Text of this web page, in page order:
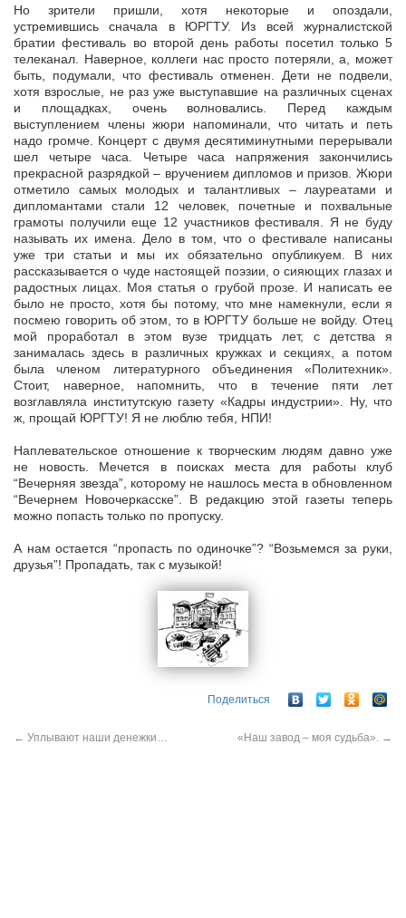
Но зрители пришли, хотя некоторые и опоздали,
устремившись сначала в ЮРГТУ. Из всей журналистской
братии фестиваль во второй день работы посетил только 5
телеканал. Наверное, коллеги нас просто потеряли, а, может
быть, подумали, что фестиваль отменен. Дети не подвели,
хотя взрослые, не раз уже выступавшие на различных сценах
и площадках, очень волновались. Перед каждым
выступлением члены жюри напоминали, что читать и петь
надо громче. Концерт с двумя десятиминутными перерывали
шел четыре часа. Четыре часа напряжения закончились
прекрасной разрядкой – вручением дипломов и призов. Жюри
отметило самых молодых и талантливых – лауреатами и
дипломантами стали 12 человек, почетные и похвальные
грамоты получили еще 12 участников фестиваля. Я не буду
называть их имена. Дело в том, что о фестивале написаны
уже три статьи и мы их обязательно опубликуем. В них
рассказывается о чуде настоящей поэзии, о сияющих глазах и
радостных лицах. Моя статья о грубой прозе. И написать ее
было не просто, хотя бы потому, что мне намекнули, если я
посмею говорить об этом, то в ЮРГТУ больше не войду. Отец
мой проработал в этом вузе тридцать лет, с детства я
занималась здесь в различных кружках и секциях, а потом
была членом литературного объединения «Политехник».
Стоит, наверное, напомнить, что в течение пяти лет
возглавляла институтскую газету «Кадры индустрии». Ну, что
ж, прощай ЮРГТУ! Я не люблю тебя, НПИ!
Наплевательское отношение к творческим людям давно уже
не новость. Мечется в поисках места для работы клуб
“Вечерняя звезда”, которому не нашлось места в обновленном
“Вечернем Новочеркасске”. В редакцию этой газеты теперь
можно попасть только по пропуску.
А нам остается “пропасть по одиночке”? “Возьмемся за руки,
друзья”! Пропадать, так с музыкой!
Поделиться
← Уплывают наши денежки… «Наш завод – моя судьба». →